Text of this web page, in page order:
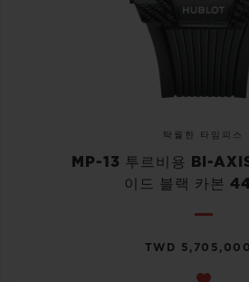
탁월한 타임피스
MP-13 투르비용 BI-
이드 블랙 카본
TWD 5,705,000